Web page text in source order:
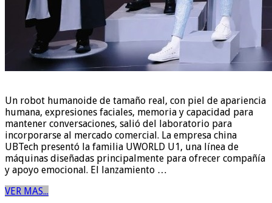
Un robot humanoide de tamaño real, con piel de apariencia
humana, expresiones faciales, memoria y capacidad para
mantener conversaciones, salió del laboratorio para
incorporarse al mercado comercial. La empresa china
UBTech presentó la familia UWORLD U1, una línea de
máquinas diseñadas principalmente para ofrecer compañía
y apoyo emocional. El lanzamiento …
VER MAS...